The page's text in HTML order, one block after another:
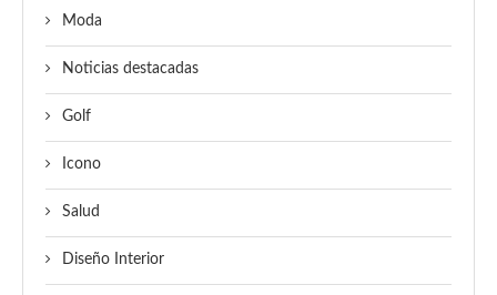
Moda
Noticias destacadas
Golf
Icono
Salud
Diseño Interior